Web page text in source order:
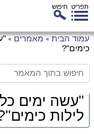
תפריט חיפוש
עמוד הבית » מאמרים »
כימים"?
"עשה ימים
לילות